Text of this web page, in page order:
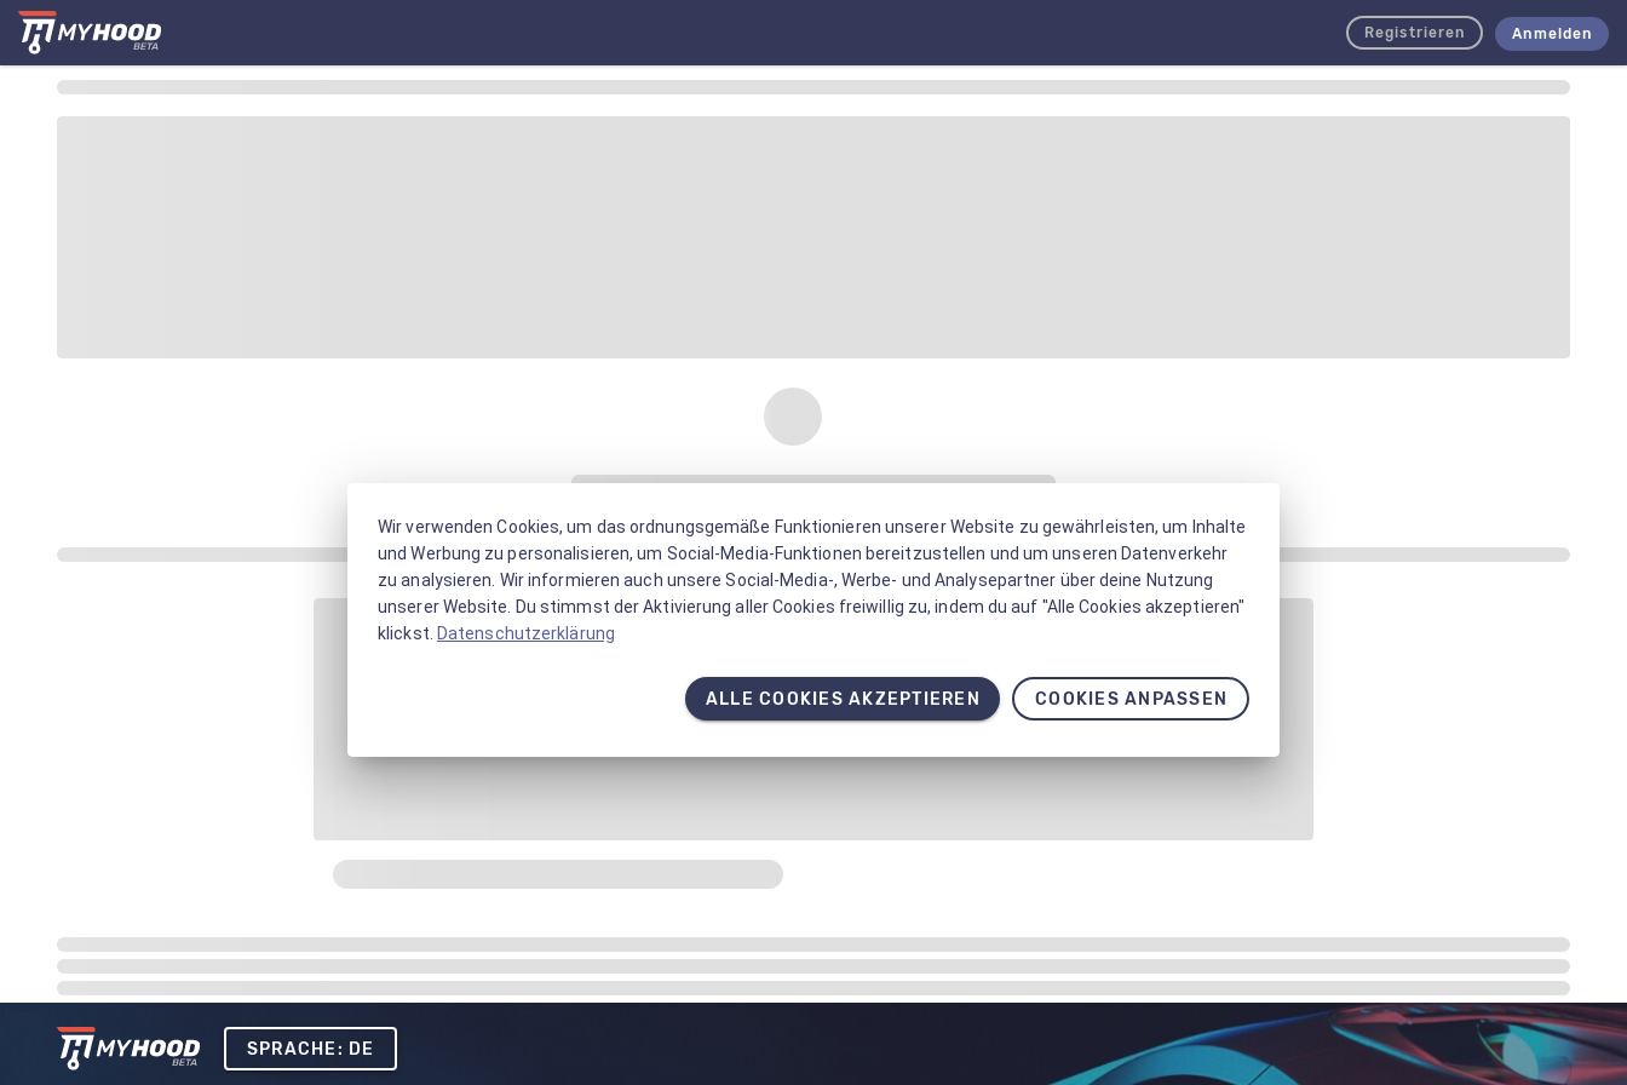
Registrieren Anmelden
SPRACHE: DE
Wir verwenden Cookies, um das ordnungsgemäße Funktionieren unserer Website zu gewährleisten, um Inhalte
und Werbung zu personalisieren, um Social-Media-Funktionen bereitzustellen und um unseren Datenverkehr
zu analysieren. Wir informieren auch unsere Social-Media-, Werbe- und Analysepartner über deine Nutzung
unserer Website. Du stimmst der Aktivierung aller Cookies freiwillig zu, indem du auf "Alle Cookies akzeptieren"
klickst. Datenschutzerklärung
ALLE COOKIES AKZEPTIEREN COOKIES ANPASSEN